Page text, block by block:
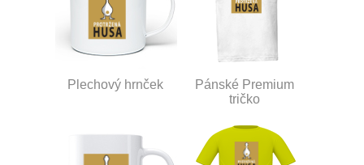
Plechový hrnček
Pánské Premium
tričko